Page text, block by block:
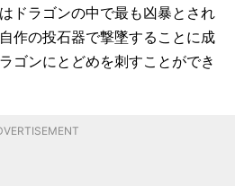
ドラゴンの中で最も凶暴とされ
作の投石器で撃墜することに成
ゴンにとどめを刺すことができ